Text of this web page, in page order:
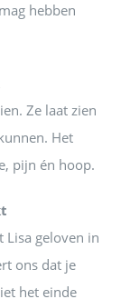
hebben
Ze laat zien
Het
pijn én hoop.
Lisa geloven in
ons dat je
het einde